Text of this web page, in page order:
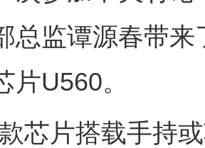
总监谭源春带
片U560。
片搭载手持或